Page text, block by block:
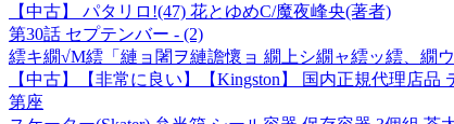
【中古】 パタリロ!(47) 花とゆめC/魔夜峰央(著者)
第30話 セプテンバー - (2)
繧キ繝√Μ繧「縺ョ闍ヲ縺譫懷ョ 繝上シ繝ャ繧ッ繧、繝
【中古】【非常に良い】【Kingston】 国内正規代理店品
第座